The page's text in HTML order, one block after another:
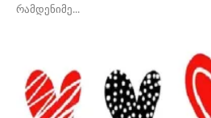
რამდენიმე...